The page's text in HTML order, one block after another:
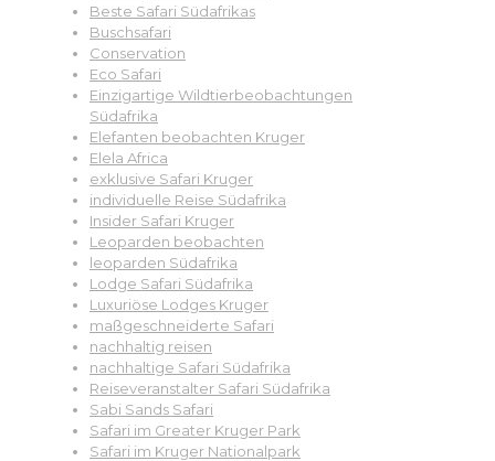
Beste Safari Südafrikas
Buschsafari
Conservation
Eco Safari
Einzigartige Wildtierbeobachtungen
Südafrika
Elefanten beobachten Kruger
Elela Africa
exklusive Safari Kruger
individuelle Reise Südafrika
Insider Safari Kruger
Leoparden beobachten
leoparden Südafrika
Lodge Safari Südafrika
Luxuriöse Lodges Kruger
maßgeschneiderte Safari
nachhaltig reisen
nachhaltige Safari Südafrika
Reiseveranstalter Safari Südafrika
Sabi Sands Safari
Safari im Greater Kruger Park
Safari im Kruger Nationalpark